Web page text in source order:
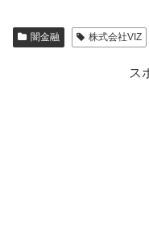
闇金融 株式会社VIZ
ス